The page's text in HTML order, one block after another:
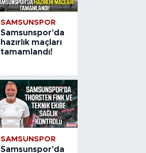
SAMSUNSPOR
Samsunspor'da
hazırlık maçları
tamamlandı!
SAMSUNSPOR
Samsunspor'da